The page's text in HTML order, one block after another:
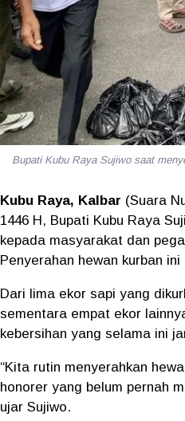
Bupati Kubu Raya Sujiwo saat
Kubu Raya, Kalbar (Suara
1446 H, Bupati Kubu Raya
kepada masyarakat dan
Penyerahan hewan kurban
Dari lima ekor sapi yang
sementara empat ekor
kebersihan yang selama ini
“Kita rutin menyerahkan
honorer yang belum pernah
ujar Sujiwo.